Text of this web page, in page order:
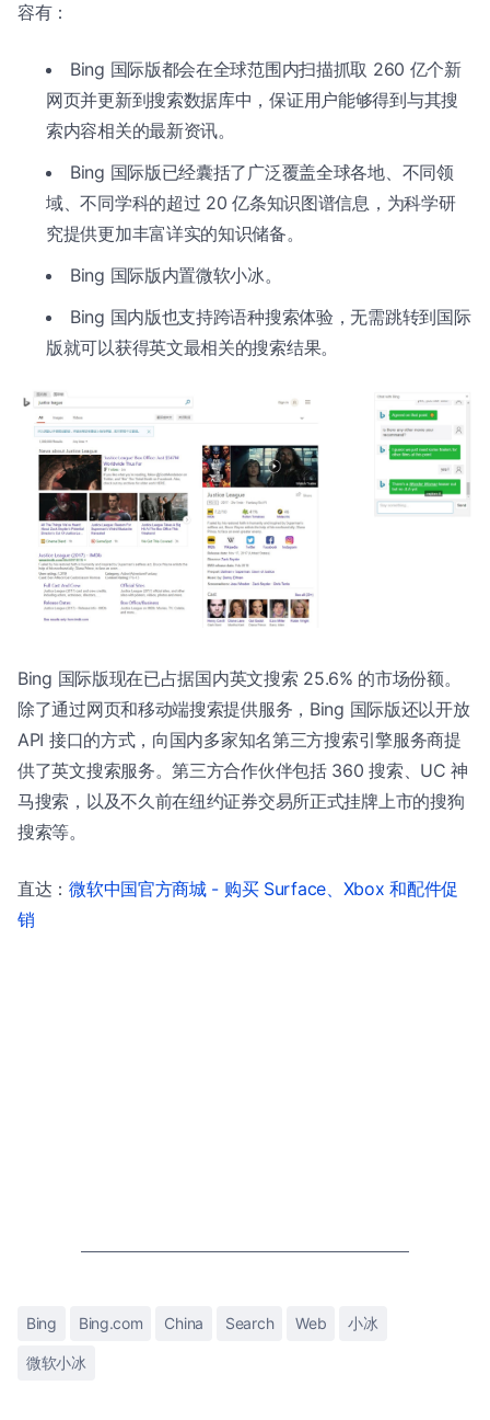
容有：
Bing 国际版都会在全球范围内扫描抓取 260 亿个新
网页并更新到搜索数据库中，保证用户能够得到与其搜
索内容相关的最新资讯。
Bing 国际版已经囊括了广泛覆盖全球各地、不同领
域、不同学科的超过 20 亿条知识图谱信息，为科学研
究提供更加丰富详实的知识储备。
Bing 国际版内置微软小冰。
Bing 国内版也支持跨语种搜索体验，无需跳转到国际
版就可以获得英文最相关的搜索结果。
Bing 国际版现在已占据国内英文搜索 25.6% 的市场份额。
除了通过网页和移动端搜索提供服务，Bing 国际版还以开放
API 接口的方式，向国内多家知名第三方搜索引擎服务商提
供了英文搜索服务。第三方合作伙伴包括 360 搜索、UC 神
马搜索，以及不久前在纽约证券交易所正式挂牌上市的搜狗
搜索等。
直达：微软中国官方商城 - 购买 Surface、Xbox 和配件促
销
Bing Bing.com China Search Web 小冰
微软小冰